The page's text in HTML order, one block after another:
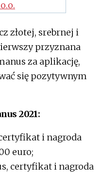
złotej, srebrnej i
przyznana
za aplikację,
się pozytywnym
2021:
i nagroda
euro;
certyfikat i nagroda